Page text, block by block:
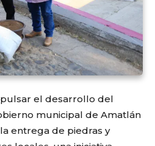
el desarrollo del
municipal de Amatlán
entrega de piedras y